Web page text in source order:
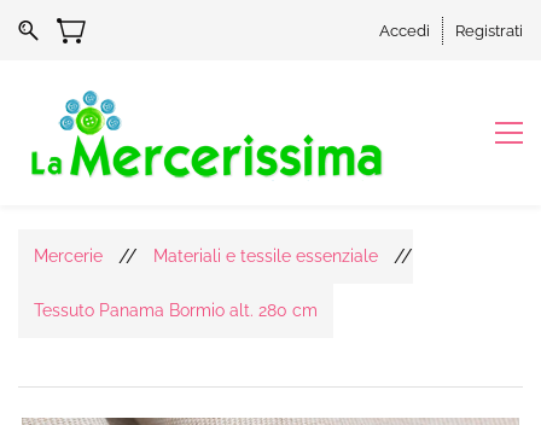
Accedi Registrati
Mercerie // Materiali e tessile essenziale //
Tessuto Panama Bormio alt. 280 cm